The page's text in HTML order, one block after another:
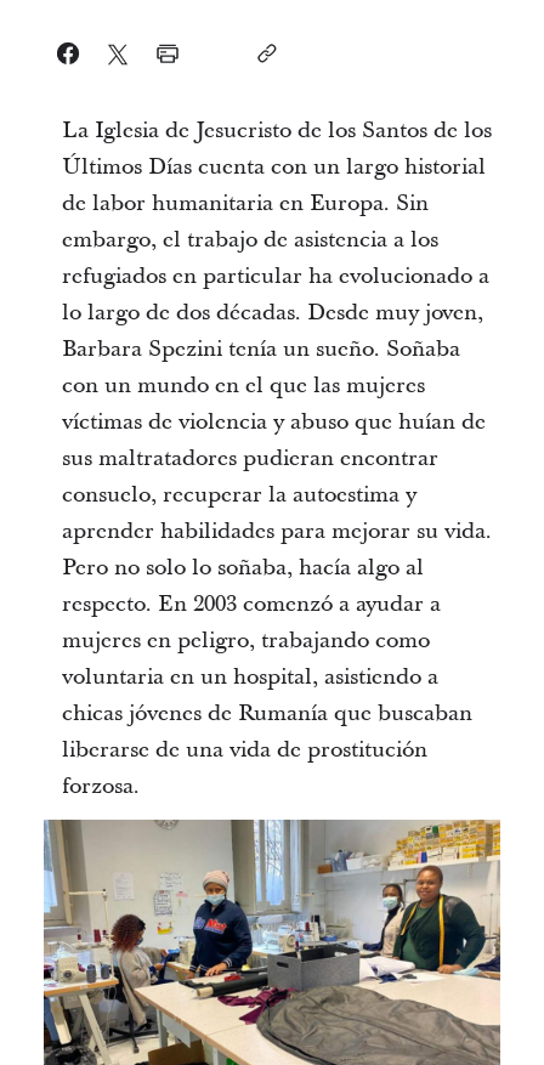
La Iglesia de Jesucristo de los Santos de los
Últimos Días cuenta con un largo historial
de labor humanitaria en Europa. Sin
embargo, el trabajo de asistencia a los
refugiados en particular ha evolucionado a
lo largo de dos décadas. Desde muy joven,
Barbara Spezini tenía un sueño. Soñaba
con un mundo en el que las mujeres
víctimas de violencia y abuso que huían de
sus maltratadores pudieran encontrar
consuelo, recuperar la autoestima y
aprender habilidades para mejorar su vida.
Pero no solo lo soñaba, hacía algo al
respecto. En 2003 comenzó a ayudar a
mujeres en peligro, trabajando como
voluntaria en un hospital, asistiendo a
chicas jóvenes de Rumanía que buscaban
liberarse de una vida de prostitución
forzosa.